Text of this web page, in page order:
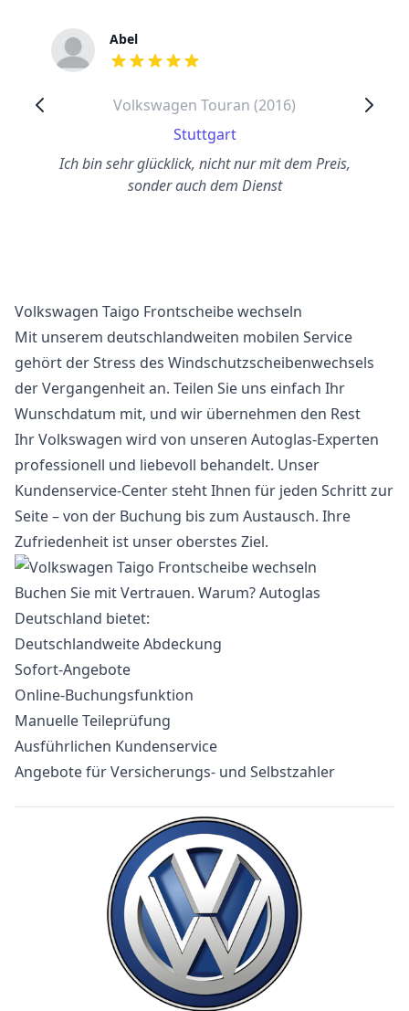
Abel
out of 5 stars
Volkswagen Touran (2016)
Stuttgart
Ich bin sehr glücklick, nicht nur mit dem Preis,
sonder auch dem Dienst
Volkswagen Taigo Frontscheibe wechseln
Mit unserem deutschlandweiten mobilen Service
gehört der Stress des Windschutzscheibenwechsels
der Vergangenheit an. Teilen Sie uns einfach Ihr
Wunschdatum mit, und wir übernehmen den Rest
Ihr Volkswagen wird von unseren Autoglas-Experten
professionell und liebevoll behandelt. Unser
Kundenservice-Center steht Ihnen für jeden Schritt zur
Seite – von der Buchung bis zum Austausch. Ihre
Zufriedenheit ist unser oberstes Ziel.
Buchen Sie mit Vertrauen. Warum? Autoglas
Deutschland bietet:
Deutschlandweite Abdeckung
Sofort-Angebote
Online-Buchungsfunktion
Manuelle Teileprüfung
Ausführlichen Kundenservice
Angebote für Versicherungs- und Selbstzahler